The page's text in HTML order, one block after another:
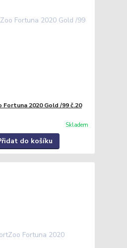
Fortuna 2020 Gold /99 č.20
Skladem
do košíku